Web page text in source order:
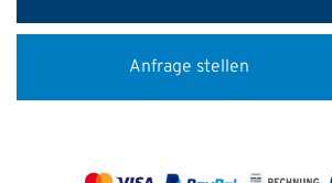
Anfrage stellen